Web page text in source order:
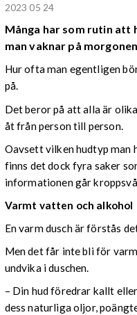
2023 05 24
Många har som rutin att
man vaknar på morgonen.
Hur ofta man egentligen
på.
Det beror på att alla är
åt från person till person.
Oavsett vilken hudtyp man
finns det dock fyra saker
informationen går
Varmt vatten och alkohol
En varm dusch är förstås
Men det får inte bli för
undvika i duschen.
– Din hud föredrar kallt
dess naturliga oljor,